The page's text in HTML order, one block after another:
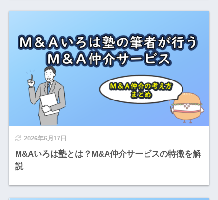
2026年6月17日
M&Aいろは塾とは？M&A仲介サービスの特徴を解
説